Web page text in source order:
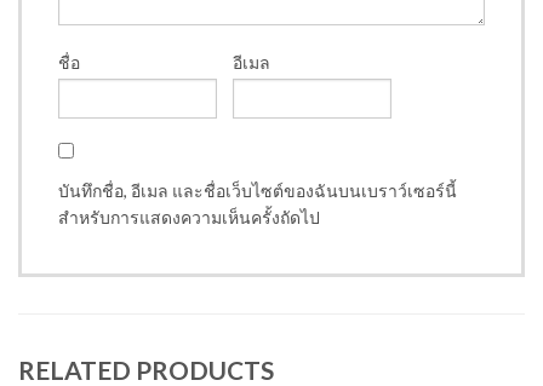
ชื่อ อีเมล
บันทึกชื่อ, อีเมล และชื่อเว็บไซต์ของฉันบนเบราว์เซอร์นี้
สำหรับการแสดงความเห็นครั้งถัดไป
RELATED PRODUCTS